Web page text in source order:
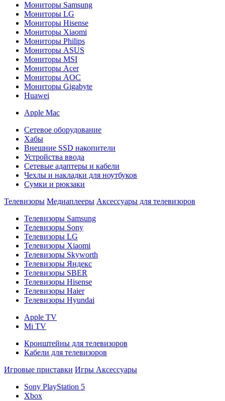
Мониторы Samsung
Мониторы LG
Мониторы Hisense
Мониторы Xiaomi
Мониторы Philips
Мониторы ASUS
Мониторы MSI
Мониторы Acer
Мониторы AOC
Мониторы Gigabyte
Huawei
Apple Mac
Сетевое оборудование
Хабы
Внешние SSD накопители
Устройства ввода
Сетевые адаптеры и кабели
Чехлы и накладки для ноутбуков
Сумки и рюкзаки
Телевизоры Медиаплееры Аксессуары для телевизоров
Телевизоры Samsung
Телевизоры Sony
Телевизоры LG
Телевизоры Xiaomi
Телевизоры Skyworth
Телевизоры Яндекс
Телевизоры SBER
Телевизоры Hisense
Телевизоры Haier
Телевизоры Hyundai
Apple TV
Mi TV
Кронштейны для телевизоров
Кабели для телевизоров
Игровые приставки Игры Аксессуары
Sony PlayStation 5
Xbox